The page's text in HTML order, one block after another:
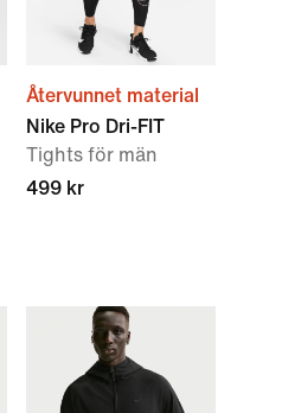
Återvunnet material
Nike Pro Dri-FIT
Tights för män
499 kr